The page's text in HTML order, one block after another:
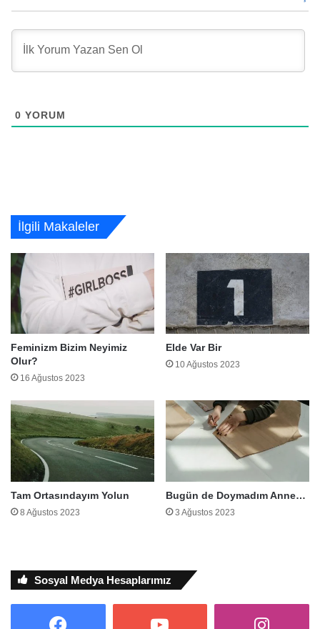
0 YORUM
İlgili Makaleler
Feminizm Bizim Neyimiz
Olur?
16 Ağustos 2023
Elde Var Bir
10 Ağustos 2023
Tam Ortasındayım Yolun
8 Ağustos 2023
Bugün de Doymadım Anne…
3 Ağustos 2023
Sosyal Medya Hesaplarımız